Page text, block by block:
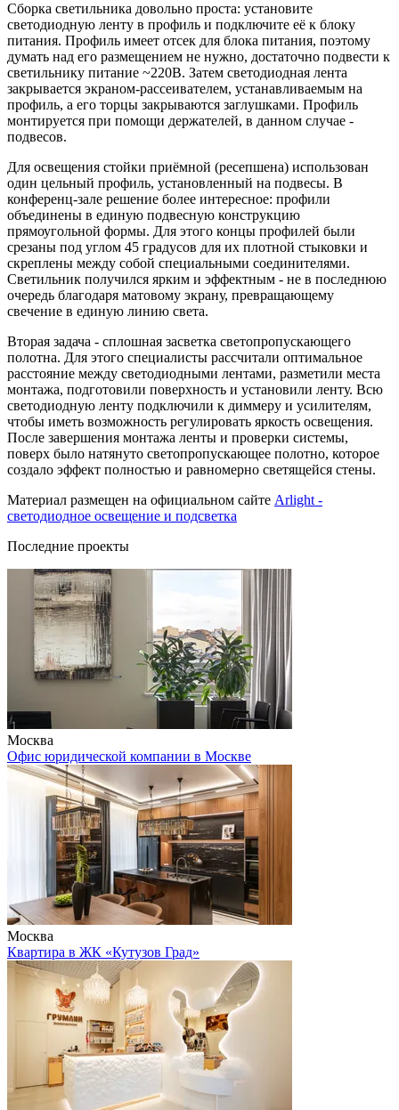
Сборка светильника довольно проста: установите
светодиодную ленту в профиль и подключите её к блоку
питания. Профиль имеет отсек для блока питания, поэтому
думать над его размещением не нужно, достаточно подвести к
светильнику питание ~220В. Затем светодиодная лента
закрывается экраном-рассеивателем, устанавливаемым на
профиль, а его торцы закрываются заглушками. Профиль
монтируется при помощи держателей, в данном случае -
подвесов.
Для освещения стойки приёмной (ресепшена) использован
один цельный профиль, установленный на подвесы. В
конференц-зале решение более интересное: профили
объединены в единую подвесную конструкцию
прямоугольной формы. Для этого концы профилей были
срезаны под углом 45 градусов для их плотной стыковки и
скреплены между собой специальными соединителями.
Светильник получился ярким и эффектным - не в последнюю
очередь благодаря матовому экрану, превращающему
свечение в единую линию света.
Вторая задача - сплошная засветка светопропускающего
полотна. Для этого специалисты рассчитали оптимальное
расстояние между светодиодными лентами, разметили места
монтажа, подготовили поверхность и установили ленту. Всю
светодиодную ленту подключили к диммеру и усилителям,
чтобы иметь возможность регулировать яркость освещения.
После завершения монтажа ленты и проверки системы,
поверх было натянуто светопропускающее полотно, которое
создало эффект полностью и равномерно светящейся стены.
Материал размещен на официальном сайте Arlight -
светодиодное освещение и подсветка
Последние проекты
Москва
Офис юридической компании в Москве
Москва
Квартира в ЖК «Кутузов Град»